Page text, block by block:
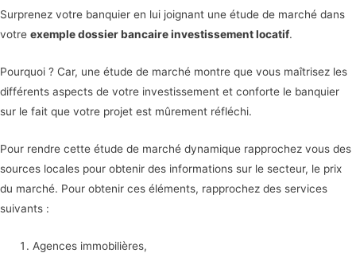
Surprenez votre banquier en lui joignant une étude de marché dans
votre exemple dossier bancaire investissement locatif.
Pourquoi ? Car, une étude de marché montre que vous maîtrisez les
différents aspects de votre investissement et conforte le banquier
sur le fait que votre projet est mûrement réfléchi.
Pour rendre cette étude de marché dynamique rapprochez vous des
sources locales pour obtenir des informations sur le secteur, le prix
du marché. Pour obtenir ces éléments, rapprochez des services
suivants :
Agences immobilières,